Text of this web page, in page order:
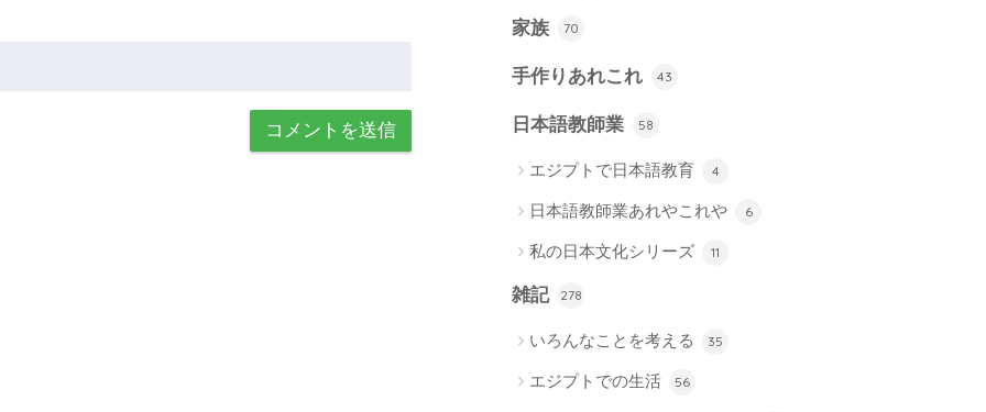
家族 70
手作りあれこれ 43
日本語教師業 58
エジプトで日本語教育 4
日本語教師業あれやこれや 6
私の日本文化シリーズ 11
雑記 278
いろんなことを考える 35
エジプトでの生活 56